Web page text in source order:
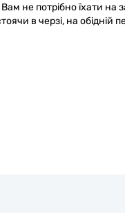
не потрібно їхати на
в черзі, на обідній